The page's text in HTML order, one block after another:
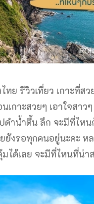
ไทย รีวิวเที่ยว เกาะ
เกาะสวยๆ เอาใจสา
ดำน้ำตื้น ลึก จะมีที่ไห
ยังรอทุกคนอยู่นะคะ ห
ได้เลย จะมีที่ไหนที่น่